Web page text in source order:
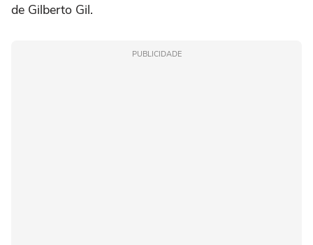
de Gilberto Gil.
PUBLICIDADE